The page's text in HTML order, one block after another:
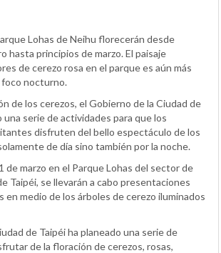
Lohas de Neihu florecerán desde
hasta principios de marzo. El paisaje
de cerezo rosa en el parque es aún más
foco nocturno.
de los cerezos, el Gobierno de la Ciudad de
una serie de actividades para que los
disfruten del bello espectáculo de los
de día sino también por la noche.
de marzo en el Parque Lohas del sector de
Taipéi, se llevarán a cabo presentaciones
medio de los árboles de cerezo iluminados
de Taipéi ha planeado una serie de
de la floración de cerezos, rosas,